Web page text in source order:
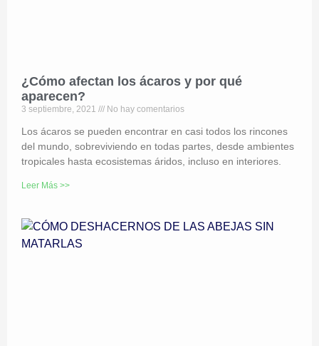
¿Cómo afectan los ácaros y por qué
aparecen?
3 septiembre, 2021 No hay comentarios
Los ácaros se pueden encontrar en casi todos los rincones
del mundo, sobreviviendo en todas partes, desde ambientes
tropicales hasta ecosistemas áridos, incluso en interiores.
Leer Más >>